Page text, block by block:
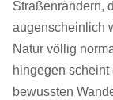
Straßenrändern,
augenscheinlich
Natur völlig
hingegen
bewussten